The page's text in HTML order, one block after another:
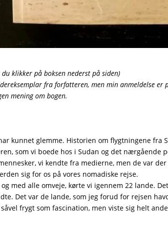
du klikker på boksen nederst på siden)
fra forfatteren, men min anmeldelse er
mening om bogen.
kunnet glemme. Historien om flygtningene fra
som vi boede hos i Sudan og det nærgående
vi kendte fra medierne, men de var
sig for os på vores nomadiske rejse.
og med alle omveje, kørte vi igennem 22 lande.
Det var de lande, som jeg forud for rejsen
frygt som fascination, men viste sig helt